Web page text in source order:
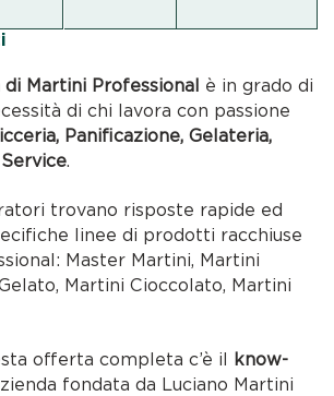
di Martini Professional è in grado di
di chi lavora con passione
Panificazione, Gelateria,
Service.
trovano risposte rapide ed
linee di prodotti racchiuse
Master Martini, Martini
Martini Cioccolato, Martini
offerta completa c’è il know-
fondata da Luciano Martini